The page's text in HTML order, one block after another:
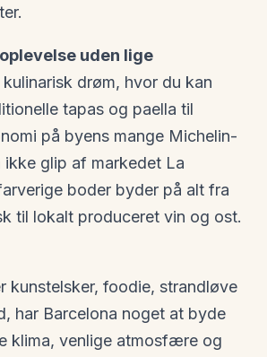
uden lige
kulinarisk drøm, hvor du kan
tapas og paella til
på byens mange Michelin-
ikke glip af markedet La
boder byder på alt fra
til lokalt produceret vin og ost.
kunstelsker, foodie, strandløve
har Barcelona noget at byde
klima, venlige atmosfære og